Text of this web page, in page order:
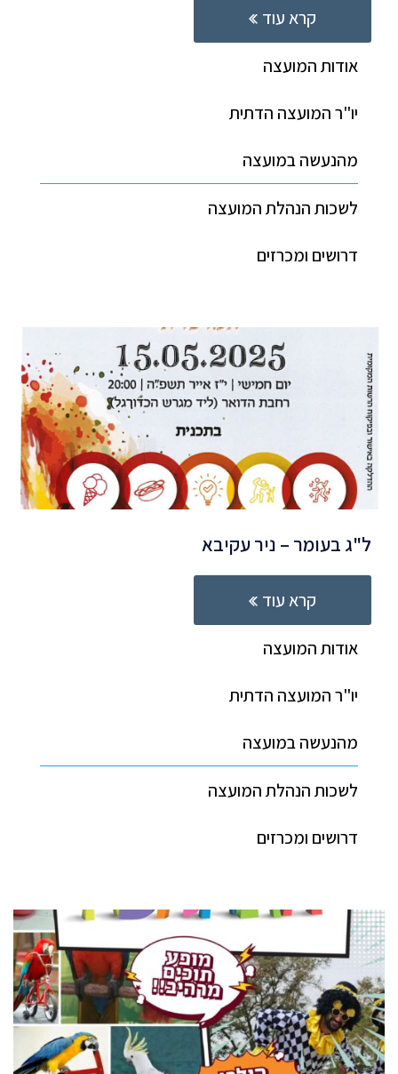
קרא עוד
אודות המועצה
יו"ר המועצה הדתית
מהנעשה במועצה
לשכות הנהלת המועצה
דרושים ומכרזים
ל"ג בעומר – ניר עקיבא
קרא עוד
אודות המועצה
יו"ר המועצה הדתית
מהנעשה במועצה
לשכות הנהלת המועצה
דרושים ומכרזים